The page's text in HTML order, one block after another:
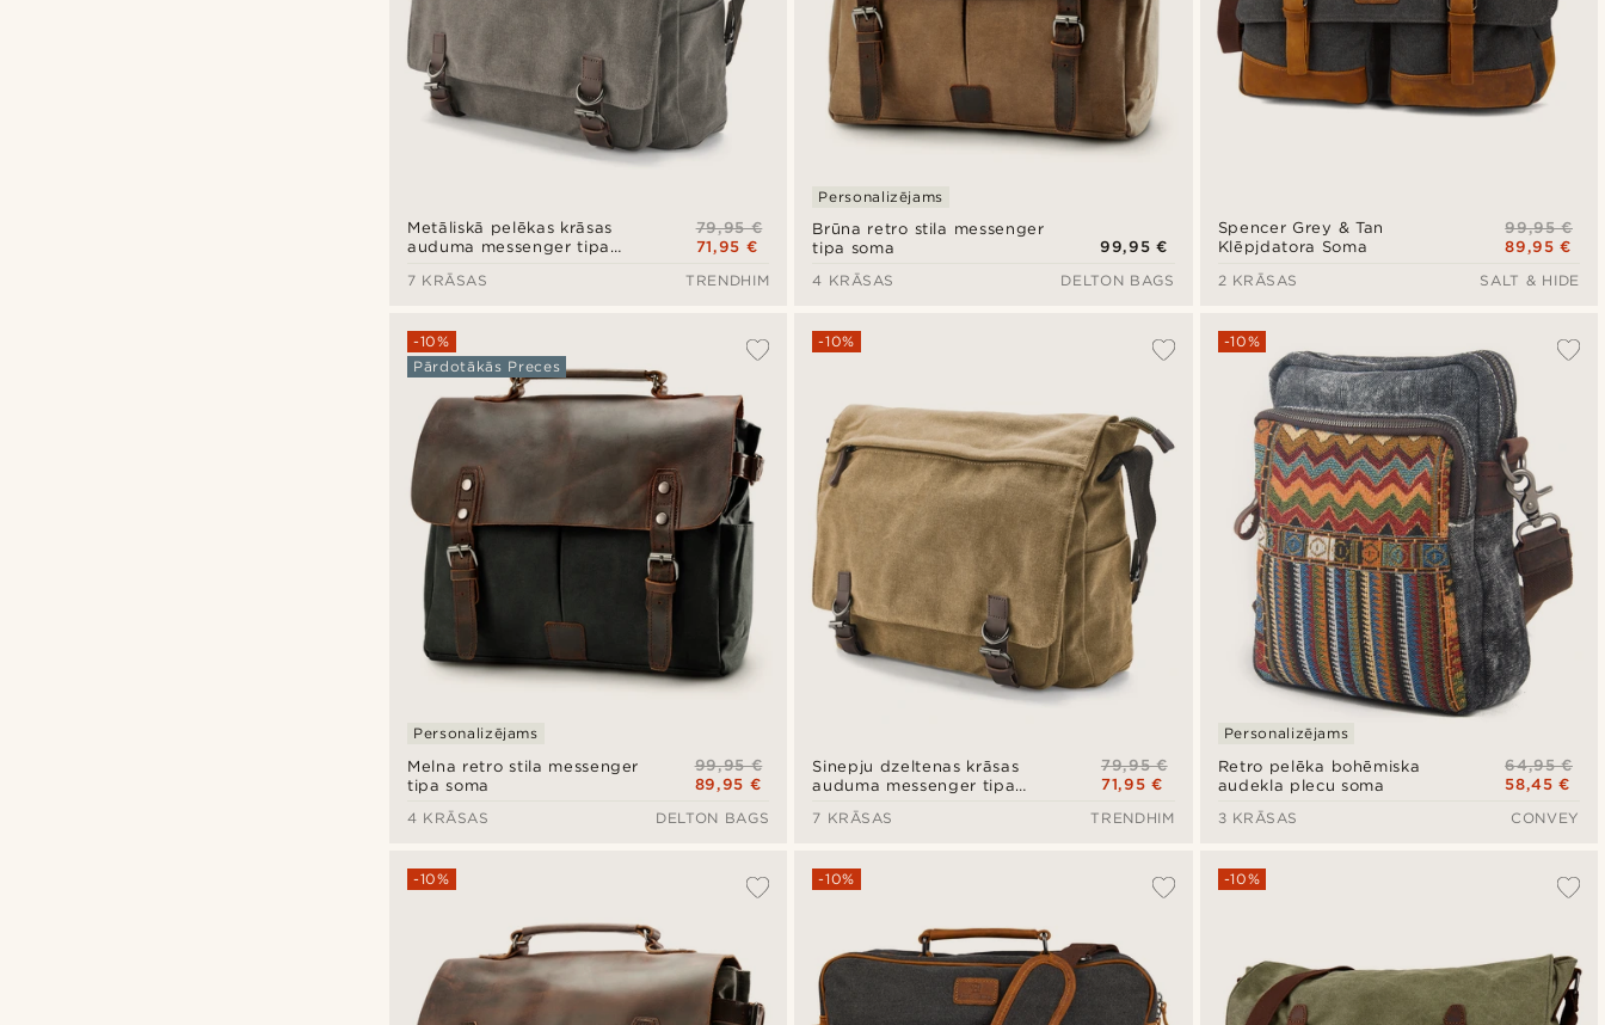
Metāliskā pelēkas krāsas
auduma messenger tipa
79,95 €
71,95 €
7 KRĀSAS
TRENDHIM
Brūna retro stila messenger
tipa soma
Personalizējams
99,95 €
4 KRĀSAS
DELTON BAGS
Spencer Grey & Tan
Klēpjdatora Soma
99,95 €
89,95 €
2 KRĀSAS
SALT & HIDE
Melna retro stila messenger
tipa soma
-10%
Pārdotākās Preces
Personalizējams
99,95 €
89,95 €
4 KRĀSAS
DELTON BAGS
Sinepju dzeltenas krāsas
auduma messenger tipa
-10%
79,95 €
71,95 €
7 KRĀSAS
TRENDHIM
Retro pelēka bohēmiska
audekla plecu soma
-10%
Personalizējams
64,95 €
58,45 €
3 KRĀSAS
CONVEY
-10% -10% -10%